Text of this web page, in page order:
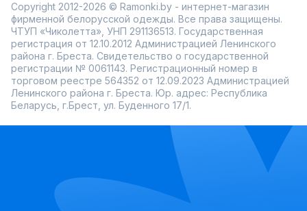
Copyright 2012-2026 © Ramonki.by - интернет-магазин
фирменной белорусской одежды. Все права защищены.
ЧТУП «Чиколетта», УНП 291136513. Государственная
регистрация от 12.10.2012 Администрацией Ленинского
района г. Бреста. Свидетельство о государственной
регистрации № 0061143. Регистрационный номер в
торговом реестре 564352 от 12.09.2023 Администрацией
Ленинского района г. Бреста. Юр. адрес: Республика
Беларусь, г.Брест, ул. Буденного 17/1.